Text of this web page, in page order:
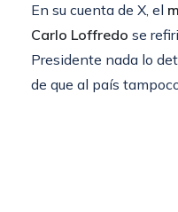
En su cuenta de X, el
Carlo Loffredo se
Presidente nada lo
de que al país